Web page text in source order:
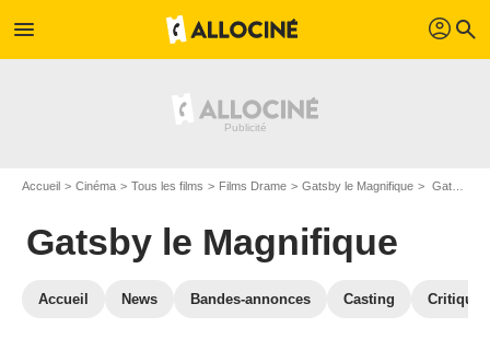
menu profil search
Accueil Cinéma Tous les films Films Drame Gatsby le Magnifique Gatsby le Magnifique en DVD Blu Ray
Gatsby le Magnifique
Accueil News Bandes-annonces Casting